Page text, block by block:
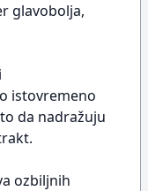
glavobolja,
istovremeno
da nadražuju
ozbiljnih